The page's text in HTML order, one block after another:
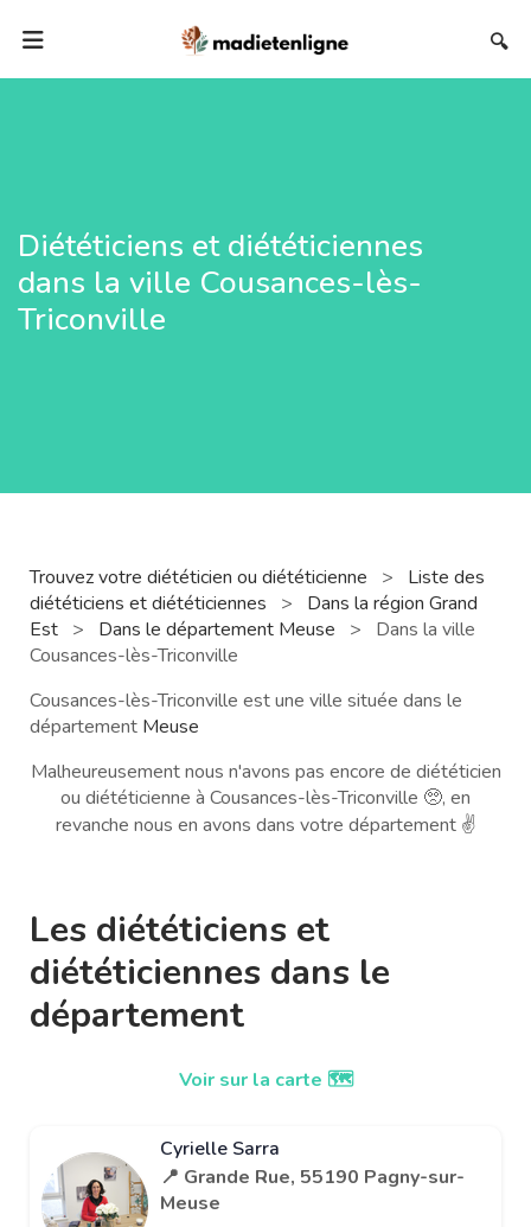
🔍
Diététiciens et diététiciennes
dans la ville Cousances-lès-
Triconville
Trouvez votre diététicien ou diététicienne >
Liste des
diététiciens et diététiciennes
>
Dans la région Grand
Est > Dans le département Meuse >
Dans la ville
Cousances-lès-Triconville
Cousances-lès-Triconville est une ville située dans le
département Meuse
Malheureusement nous n'avons pas encore de diététicien
ou diététicienne à Cousances-lès-Triconville 🥺, en
revanche nous en avons dans votre département ✌️
Les diététiciens et
diététiciennes dans le
département
Voir sur la carte 🗺️
Cyrielle Sarra
📍 Grande Rue, 55190 Pagny-sur-
Meuse